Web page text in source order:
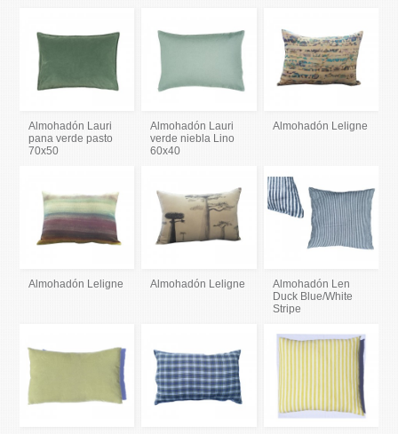
Almohadón Lauri
pana verde pasto
70x50
Almohadón Lauri
verde niebla Lino
60x40
Almohadón Leligne
Almohadón Leligne Almohadón Leligne
Almohadón Len
Duck Blue/White
Stripe